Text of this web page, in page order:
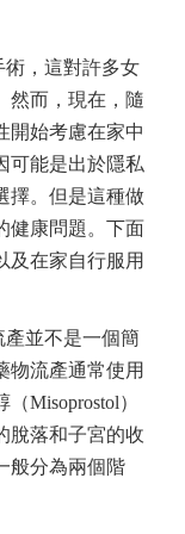
，這對許多女
然而，現在，隨
開始考慮在家中
可能是出於隱私
擇。但是這種做
健康問題。下面
及在家自行服用
並不是一個簡
物流產通常使用
Misoprostol）
脫落和子宮的收
般分為兩個階